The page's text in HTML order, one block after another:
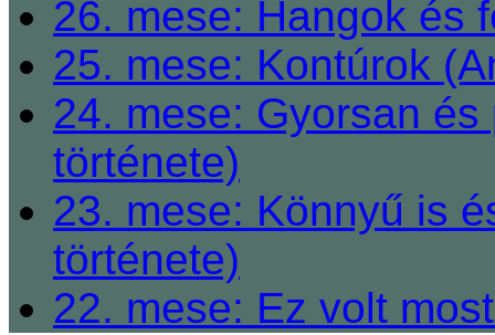
26. mese: Hangok és
25. mese: Kontúrok
24. mese: Gyorsan
története)
23. mese: Könnyű is
története)
22. mese: Ez volt